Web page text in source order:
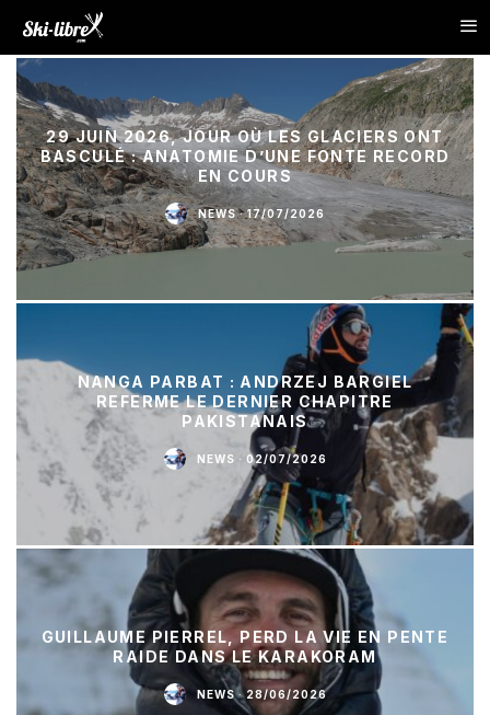
29 JUIN 2026, JOUR OÙ LES GLACIERS ONT
BASCULÉ : ANATOMIE D’UNE FONTE RECORD
EN COURS
NEWS · 17/07/2026
NANGA PARBAT : ANDRZEJ BARGIEL
REFERME LE DERNIER CHAPITRE
PAKISTANAIS
NEWS · 02/07/2026
GUILLAUME PIERREL, PERD LA VIE EN PENTE
RAIDE DANS LE KARAKORAM
NEWS · 28/06/2026